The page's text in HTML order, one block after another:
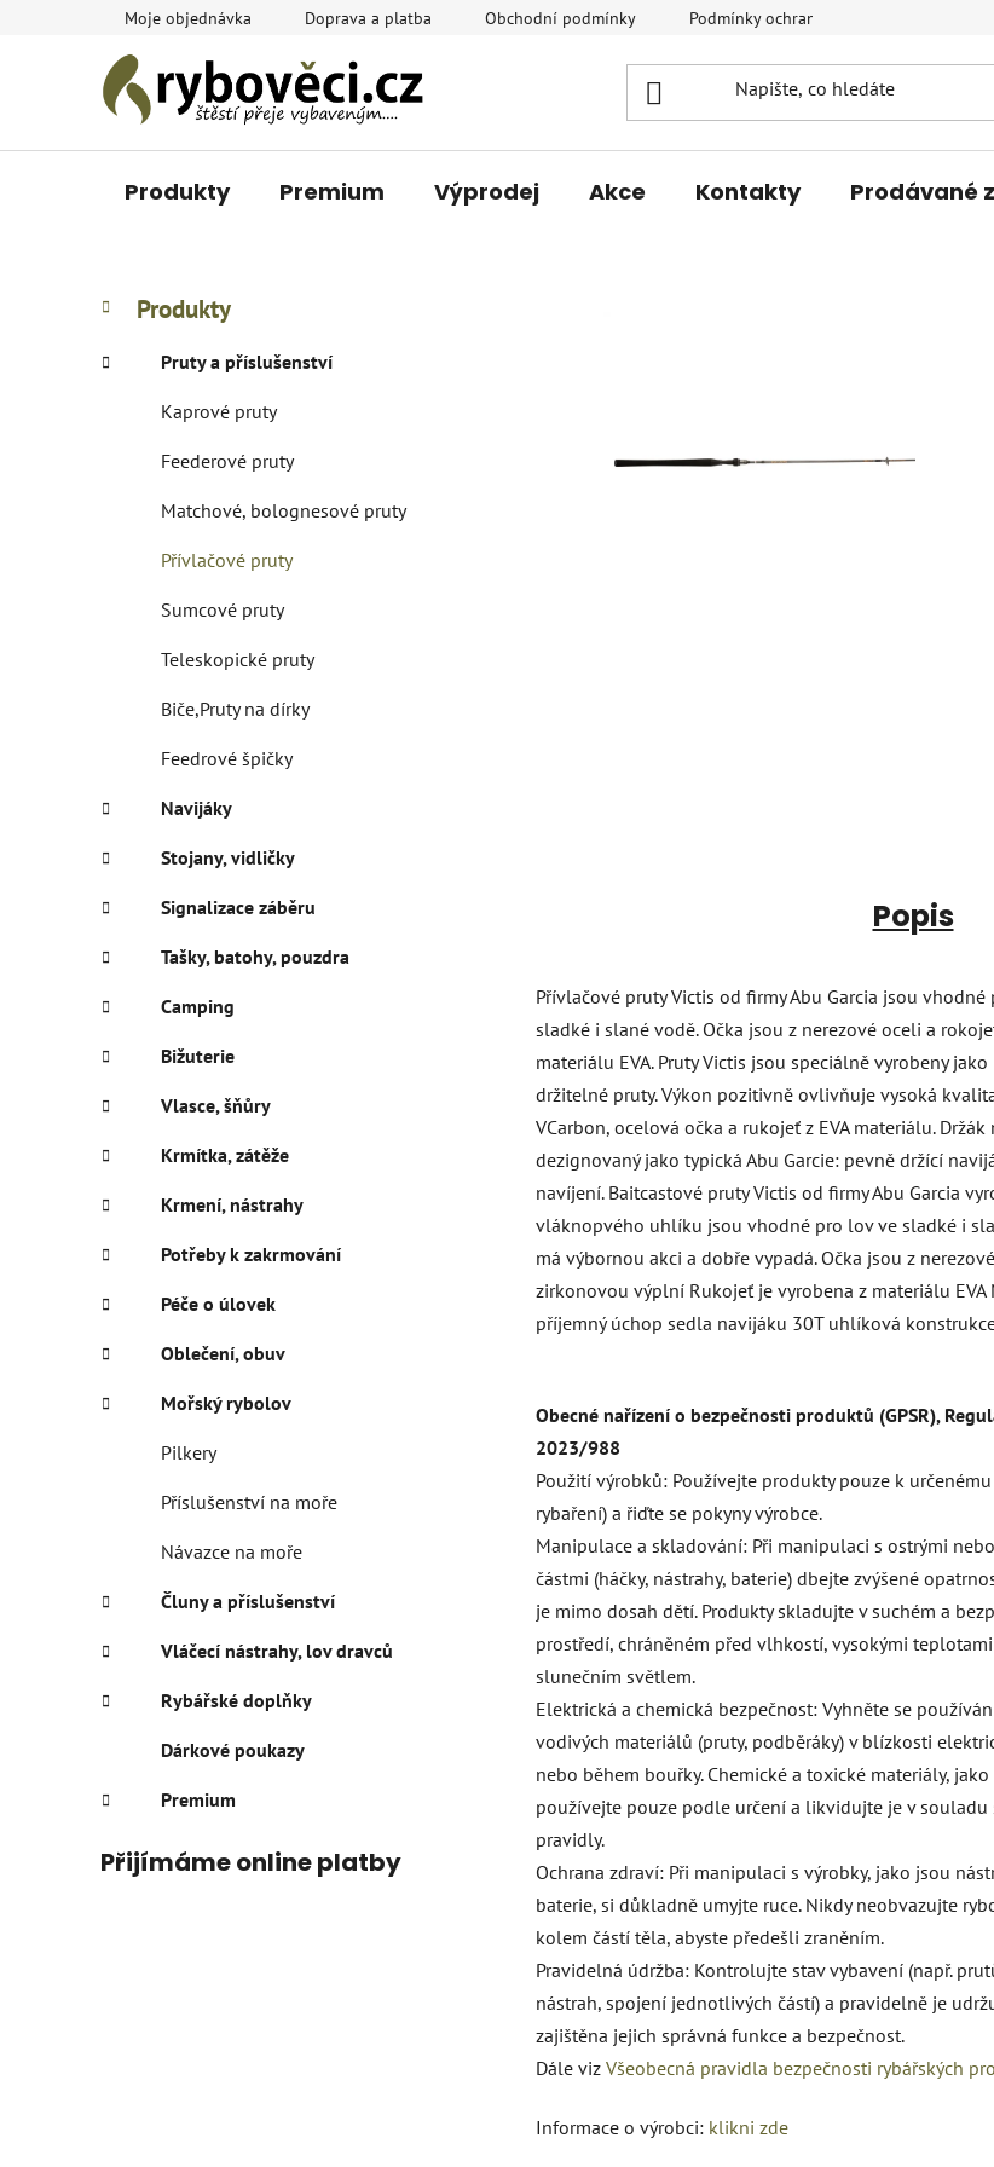
Moje objednávka Doprava a platba Obchodní podmínky Podmínky ochrany osobních údajů
Produkty Premium Výprodej Akce Kontakty Prodávané
P
o
s
kategorie
K
a
e
Produkty
Pruty a příslušenství
Kaprové pruty
Feederové pruty
Matchové, bolognesové pruty
Přívlačové pruty
Sumcové pruty
Teleskopické pruty
Biče,Pruty na dírky
Feedrové špičky
Navijáky
Stojany, vidličky
Signalizace záběru
Tašky, batohy, pouzdra
Camping
Bižuterie
Vlasce, šňůry
Krmítka, zátěže
Krmení, nástrahy
Potřeby k zakrmování
Péče o úlovek
Oblečení, obuv
Mořský rybolov
Pilkery
Příslušenství na moře
Návazce na moře
Čluny a příslušenství
Vláčecí nástrahy, lov dravců
Rybářské doplňky
Dárkové poukazy
Premium
Přijímáme online platby
Popis
Přívlačové pruty Victis od firmy Abu Garcia jsou vhodné
sladké i slané vodě. Očka jsou z nerezové oceli a
materiálu EVA. Pruty Victis jsou speciálně vyrobeny
držitelné pruty. Výkon pozitivně ovlivňuje vysoká
VCarbon, ocelová očka a rukojeť z EVA materiálu.
dezignovaný jako typická Abu Garcie: pevně držící
navíjení. Baitcastové pruty Victis od firmy Abu Garcia
vláknopvého uhlíku jsou vhodné pro lov ve sladké i
má výbornou akci a dobře vypadá. Očka jsou z
zirkonovou výplní Rukojeť je vyrobena z materiálu EVA
příjemný úchop sedla navijáku 30T uhlíková
Obecné nařízení o bezpečnosti produktů (GPSR),
2023/988
Použití výrobků: Používejte produkty pouze k
rybaření) a řiďte se pokyny výrobce.
Manipulace a skladování: Při manipulaci s ostrými
částmi (háčky, nástrahy, baterie) dbejte zvýšené
je mimo dosah dětí. Produkty skladujte v suchém a
prostředí, chráněném před vlhkostí, vysokými
slunečním světlem.
Elektrická a chemická bezpečnost: Vyhněte se
vodivých materiálů (pruty, podběráky) v blízkosti
nebo během bouřky. Chemické a toxické materiály,
používejte pouze podle určení a likvidujte je v souladu
pravidly.
Ochrana zdraví: Při manipulaci s výrobky, jako jsou
baterie, si důkladně umyjte ruce. Nikdy neobvazujte
kolem částí těla, abyste předešli zraněním.
Pravidelná údržba: Kontrolujte stav vybavení (např.
nástrah, spojení jednotlivých částí) a pravidelně je
zajištěna jejich správná funkce a bezpečnost.
Dále viz Všeobecná pravidla bezpečnosti rybářských
Informace o výrobci: klikni zde